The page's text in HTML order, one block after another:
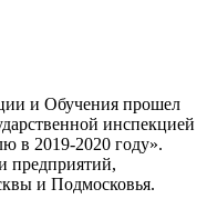
и Обучения прошел
инспекцией
в 2019-2020 году».
предприятий,
и Подмосковья.